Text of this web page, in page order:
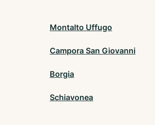
Montalto Uffugo
Campora San Giovanni
Borgia
Schiavonea